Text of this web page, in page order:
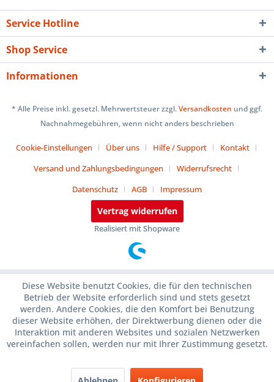
Service Hotline
Shop Service
Informationen
* Alle Preise inkl. gesetzl. Mehrwertsteuer zzgl.Versandkosten und ggf.
Nachnahmegebühren, wenn nicht anders beschrieben
Cookie-Einstellungen Über uns Hilfe / Support
Kontakt
Versand und Zahlungsbedingungen
Widerrufsrecht
Datenschutz
AGB Impressum
Vertrag widerrufen
Realisiert mit Shopware
Diese Website benutzt Cookies, die für den technischen
Betrieb der Website erforderlich sind und stets gesetzt
werden. Andere Cookies, die den Komfort bei Benutzung
dieser Website erhöhen, der Direktwerbung dienen oder die
Interaktion mit anderen Websites und sozialen Netzwerken
vereinfachen sollen, werden nur mit Ihrer Zustimmung gesetzt.